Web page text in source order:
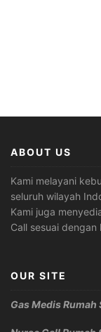
ABOUT US
Kami melayani
seluruh wilayah
Kami juga
Call sesuai
OUR SITE
Gas Medis Rumah